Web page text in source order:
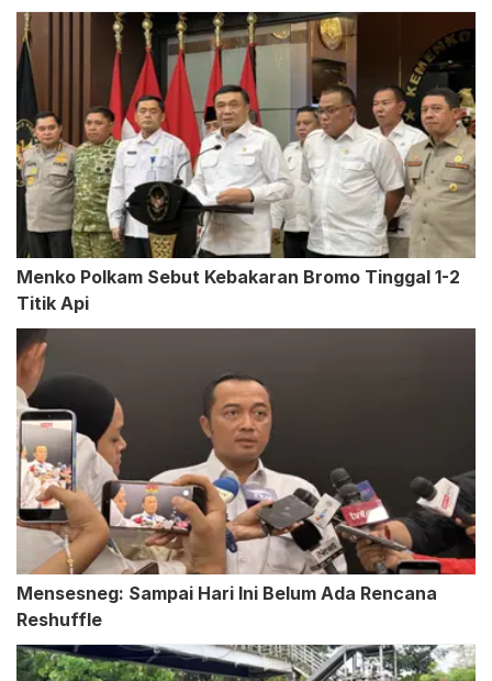
Menko Polkam Sebut Kebakaran Bromo Tinggal 1-2
Titik Api
Mensesneg: Sampai Hari Ini Belum Ada Rencana
Reshuffle